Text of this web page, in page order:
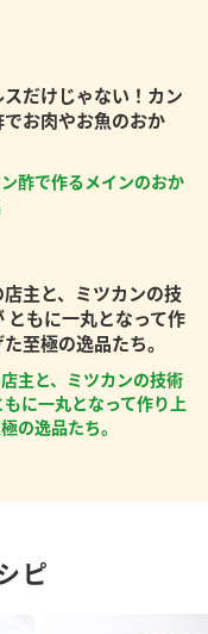
スだけじゃない！カン
でお肉やお魚のおか
酢で作るメインのおか
店主と、ミツカンの技
ともに一丸となって作
至極の逸品たち。
主と、ミツカンの技術
もに一丸となって作り上
の逸品たち。
ピ